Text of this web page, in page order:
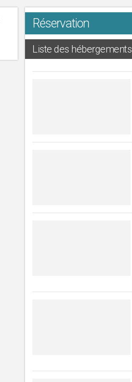
Réservation
Liste des hébergements